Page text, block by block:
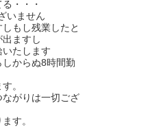
・・・
いません
もし残業したと
ますし
たします
からぬ8時間勤
。
ながりは一切ござ
す。